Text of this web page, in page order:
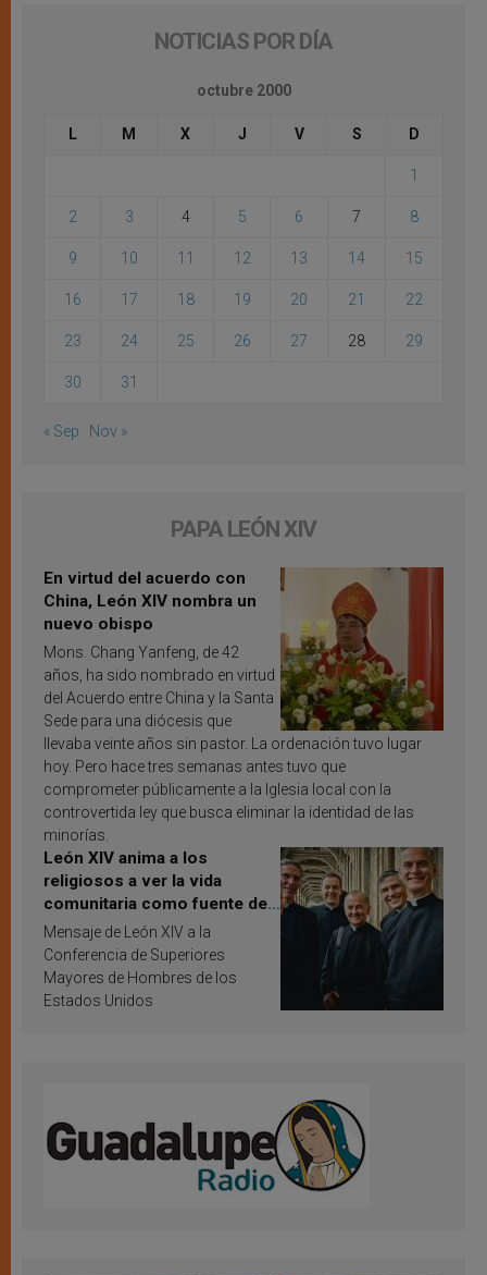
NOTICIAS POR DÍA
octubre 2000
L M X J V S D
1
2 3 4 5 6 7 8
9 10 11 12 13 14 15
16 17 18 19 20 21 22
23 24 25 26 27 28 29
30 31
« Sep Nov »
PAPA LEÓN XIV
En virtud del acuerdo con
China, León XIV nombra un
nuevo obispo
Mons. Chang Yanfeng, de 42
años, ha sido nombrado en virtud
del Acuerdo entre China y la Santa
Sede para una diócesis que
llevaba veinte años sin pastor. La ordenación tuvo lugar
hoy. Pero hace tres semanas antes tuvo que
comprometer públicamente a la Iglesia local con la
controvertida ley que busca eliminar la identidad de las
minorías.
León XIV anima a los
religiosos a ver la vida
comunitaria como fuente de
inspiración y santificación
Mensaje de León XIV a la
Conferencia de Superiores
Mayores de Hombres de los
Estados Unidos